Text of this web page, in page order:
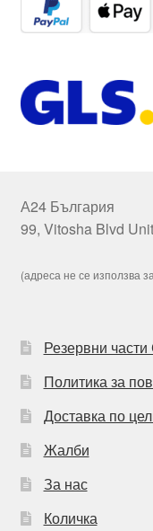
А24 България
99, Vitosha Blvd
(адреса не се използва
Резервни
Политика за
Доставка по
Жалби
За нас
Количка